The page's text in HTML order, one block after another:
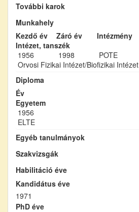
További karok
Munkahely
Kezdő év
Záró év
Intézmény
Intézet, tanszék
1956
1998
POTE
Orvosi Fizikai Intézet/Biofizikai Intézet
Diploma
Év
Egyetem
1956
ELTE
Egyéb tanulmányok
Szakvizsgák
Habilitáció éve
Kandidátus éve
1971
PhD éve